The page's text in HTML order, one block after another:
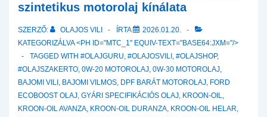
szintetikus motorolaj kínálata
SZERZŐ: OLAJOS VILI ÍRTA
2026.01.20.
KATEGORIZÁLVA <PH ID="MTC_1" EQUIV-TEXT="BASE64:JXM="/>
TAGGED WITH #OLAJGURU, #OLAJOSVILI , #OLAJSHOP,
#OLAJSZAKERTO, 0W-20 MOTOROLAJ, 0W-30 MOTOROLAJ,
BAJOMI VILI , BAJOMI VILMOS, DPF BARÁT MOTOROLAJ, FORD
ECOBOOST OLAJ, GYÁRI SPECIFIKÁCIÓS OLAJ, KROON-OIL,
KROON-OIL AVANZA, KROON-OIL DURANZA, KROON-OIL HELAR,